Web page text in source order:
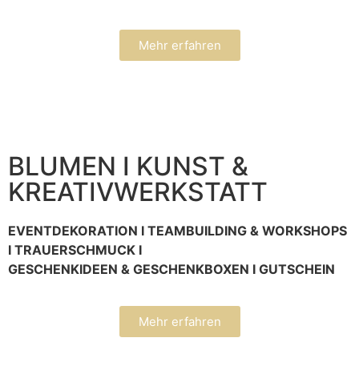
Mehr erfahren
BLUMEN I KUNST &
KREATIVWERKSTATT
EVENTDEKORATION I TEAMBUILDING & WORKSHOPS
I TRAUERSCHMUCK I
GESCHENKIDEEN & GESCHENKBOXEN I GUTSCHEIN
Mehr erfahren